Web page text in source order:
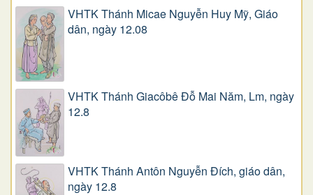
VHTK Thánh Micae Nguyễn Huy Mỹ, Giáo
dân, ngày 12.08
VHTK Thánh Giacôbê Ðỗ Mai Năm, Lm, ngày
12.8
VHTK Thánh Antôn Nguyễn Ðích, giáo dân,
ngày 12.8